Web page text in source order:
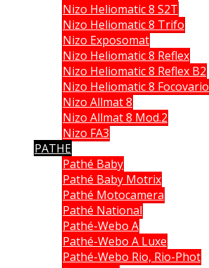
Nizo Heliomatic 8 S2T
Nizo Heliomatic 8 Trifo
Nizo Exposomat
Nizo Heliomatic 8 Reflex
Nizo Heliomatic 8 Reflex B2
Nizo Heliomatic 8 Focovario
Nizo Allmat 8
Nizo Allmat 8 Mod.2
Nizo FA3
PATHE
Pathé Baby
Pathé Baby Motrix
Pathé Motocamera
Pathé National
Pathé-Webo A
Pathé-Webo A Luxe
Pathé-Webo Rio, Rio-Phot